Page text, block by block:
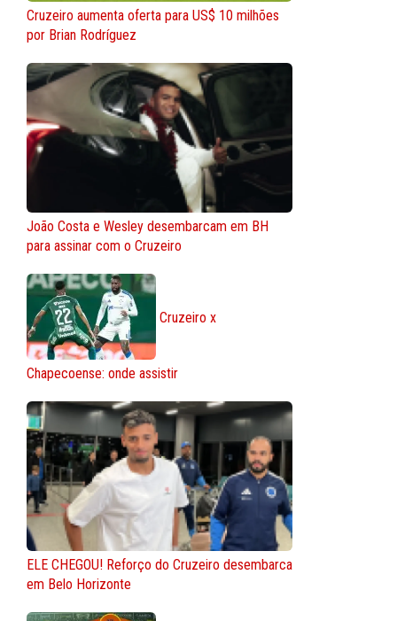
Cruzeiro aumenta oferta para US$ 10 milhões
por Brian Rodríguez
João Costa e Wesley desembarcam em BH
para assinar com o Cruzeiro
Cruzeiro x
Chapecoense: onde assistir
ELE CHEGOU! Reforço do Cruzeiro desembarca
em Belo Horizonte